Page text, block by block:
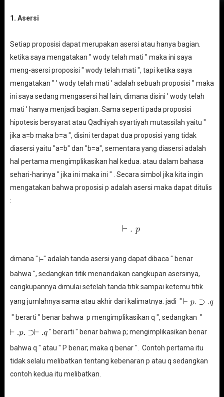
1. Asersi
Setiap proposisi dapat merupakan asersi atau hanya bagian.
ketika saya mengatakan " wody telah mati " maka ini saya
meng-asersi proposisi " wody telah mati ", tapi ketika saya
mengatakan " ' wody telah mati ' adalah sebuah proposisi " maka
ini saya sedang mengasersi hal lain, dimana disini ' wody telah
mati ' hanya menjadi bagian. Sama seperti pada proposisi
hipotesis bersyarat atau Qadhiyah syartiyah mutassilah yaitu "
jika a=b maka b=a ", disini terdapat dua proposisi yang tidak
diasersi yaitu "a=b" dan "b=a", sementara yang diasersi adalah
hal pertama mengimplikasikan hal kedua. atau dalam bahasa
sehari-harinya " jika ini maka ini " . Secara simbol jika kita ingin
mengatakan bahwa proposisi p adalah asersi maka dapat ditulis
:
dimana "
" adalah tanda asersi yang dapat dibaca " benar
bahwa ", sedangkan titik menandakan cangkupan asersinya,
cangkupannya dimulai setelah tanda titik sampai ketemu titik
yang jumlahnya sama atau akhir dari kalimatnya. jadi "
" berarti " benar bahwa p mengimplikasikan q ", sedangkan "
" berarti " benar bahwa p; mengimplikasikan benar
bahwa q " atau " P benar; maka q benar ". Contoh pertama itu
tidak selalu melibatkan tentang kebenaran p atau q sedangkan
contoh kedua itu melibatkan.